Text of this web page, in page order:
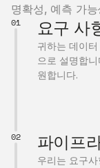
명확성, 예측 가
01 요구 사
귀하는 데이
으로 설명합
원합니다.
02 파이프
우리는 요구